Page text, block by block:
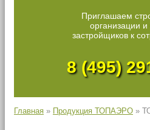
Приглашаем
организации и
застройщиков к
8 (495)
Главная » Продукция ТОПАЭРО »